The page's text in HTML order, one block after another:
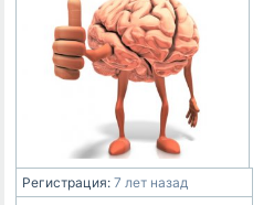
Регистрация: 7 лет назад